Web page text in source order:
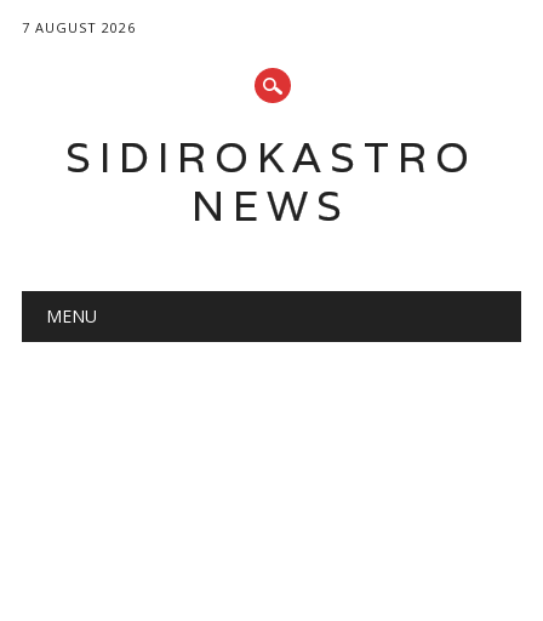
7 AUGUST 2026
SIDIROKASTRO
NEWS
Main menu
MENU